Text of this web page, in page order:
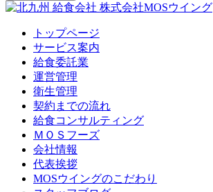
トップページ
サービス案内
給食委託業
運営管理
衛生管理
契約までの流れ
給食コンサルティング
ＭＯＳフーズ
会社情報
代表挨拶
MOSウイングのこだわり